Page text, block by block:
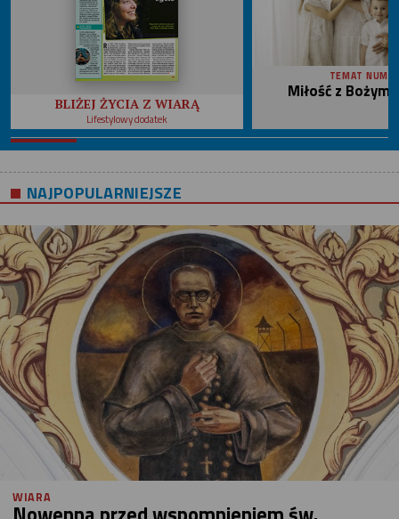
BLIŻEJ ŻYCIA Z WIARĄ
Lifestylowy dodatek
TEMAT
Miłość z
NAJPOPULARNIEJSZE
WIARA